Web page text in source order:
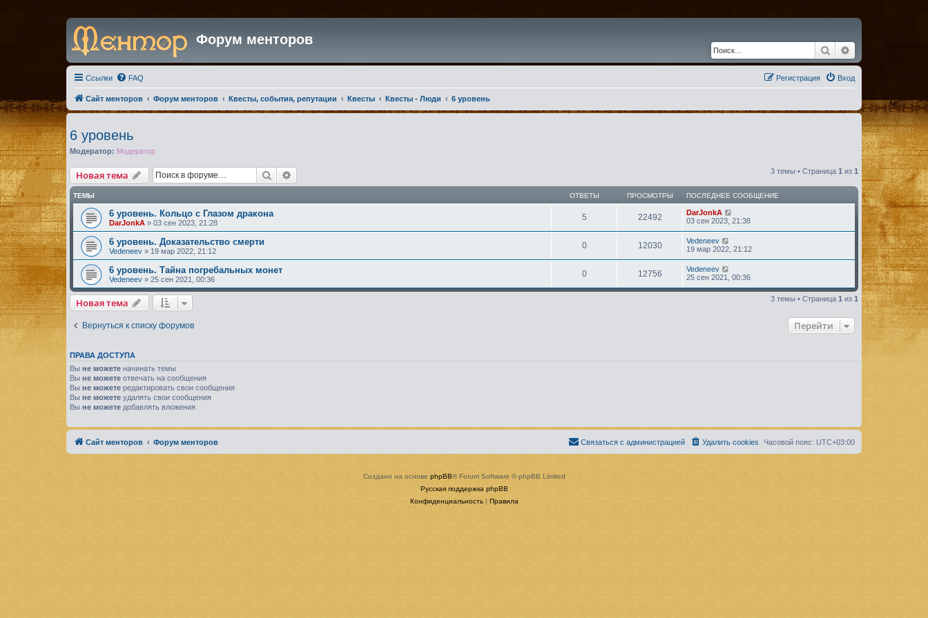
Форум менторов
Поиск
Ссылки FAQ Вход
Регистрация
Сайт менторов Форум менторов Квесты, события, репутации Квесты Квесты - Люди 6 уровень
6 уровень
Модератор: Модератор
Новая тема Поиск 3 темы • Страница 1 из 1
ТЕМЫ ОТВЕТЫ ПРОСМОТРЫ ПОСЛЕДНЕЕ СООБЩЕНИЕ
6 уровень. Кольцо с Глазом дракона
DarJonkA » 03 сен 2023, 21:28
5 22492
DarJonkA
03 сен 2023, 21:38
6 уровень. Доказательство смерти
Vedeneev » 19 мар 2022, 21:12
0 12030
Vedeneev
19 мар 2022, 21:12
6 уровень. Тайна погребальных монет
Vedeneev » 25 сен 2021, 00:36
0 12756
Vedeneev
25 сен 2021, 00:36
Новая тема 3 темы • Страница 1 из 1
Вернуться к списку форумов Перейти
ПРАВА ДОСТУПА
Вы не можете начинать темы
Вы не можете отвечать на сообщения
Вы не можете редактировать свои сообщения
Вы не можете удалять свои сообщения
Вы не можете добавлять вложения
Сайт менторов Форум менторов Часовой пояс: UTC+03:00
Удалить cookies
Связаться с администрацией
Создано на основе phpBB® Forum Software © phpBB Limited
Русская поддержка phpBB
Конфиденциальность| Правила